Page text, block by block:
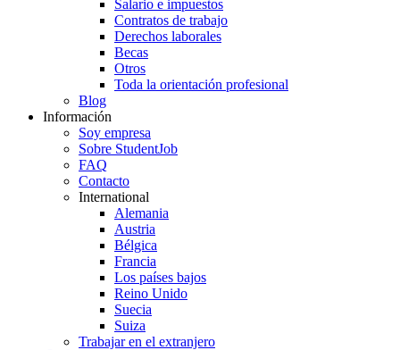
Salario e impuestos
Contratos de trabajo
Derechos laborales
Becas
Otros
Toda la orientación profesional
Blog
Información
Soy empresa
Sobre StudentJob
FAQ
Contacto
International
Alemania
Austria
Bélgica
Francia
Los países bajos
Reino Unido
Suecia
Suiza
Trabajar en el extranjero